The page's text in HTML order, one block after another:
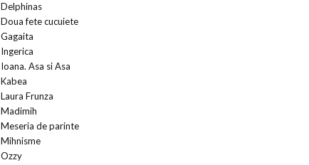
Delphinas
Doua fete cucuiete
Gagaita
Ingerica
Ioana. Asa si Asa
Kabea
Laura Frunza
Madimih
Meseria de parinte
Mihnisme
Ozzy